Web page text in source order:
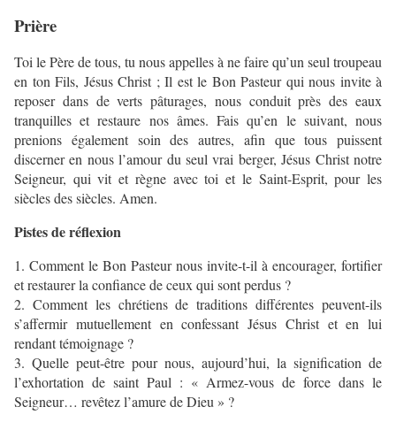
Prière
Toi le Père de tous, tu nous appelles à ne faire qu’un seul troupeau
en ton Fils, Jésus Christ ; Il est le Bon Pasteur qui nous invite à
reposer dans de verts pâturages, nous conduit près des eaux
tranquilles et restaure nos âmes. Fais qu’en le suivant, nous
prenions également soin des autres, afin que tous puissent
discerner en nous l’amour du seul vrai berger, Jésus Christ notre
Seigneur, qui vit et règne avec toi et le Saint-Esprit, pour les
siècles des siècles. Amen.
Pistes de réflexion
1. Comment le Bon Pasteur nous invite-t-il à encourager, fortifier
et restaurer la confiance de ceux qui sont perdus ?
2. Comment les chrétiens de traditions différentes peuvent-ils
s’affermir mutuellement en confessant Jésus Christ et en lui
rendant témoignage ?
3. Quelle peut-être pour nous, aujourd’hui, la signification de
l’exhortation de saint Paul : « Armez-vous de force dans le
Seigneur… revêtez l’amure de Dieu » ?